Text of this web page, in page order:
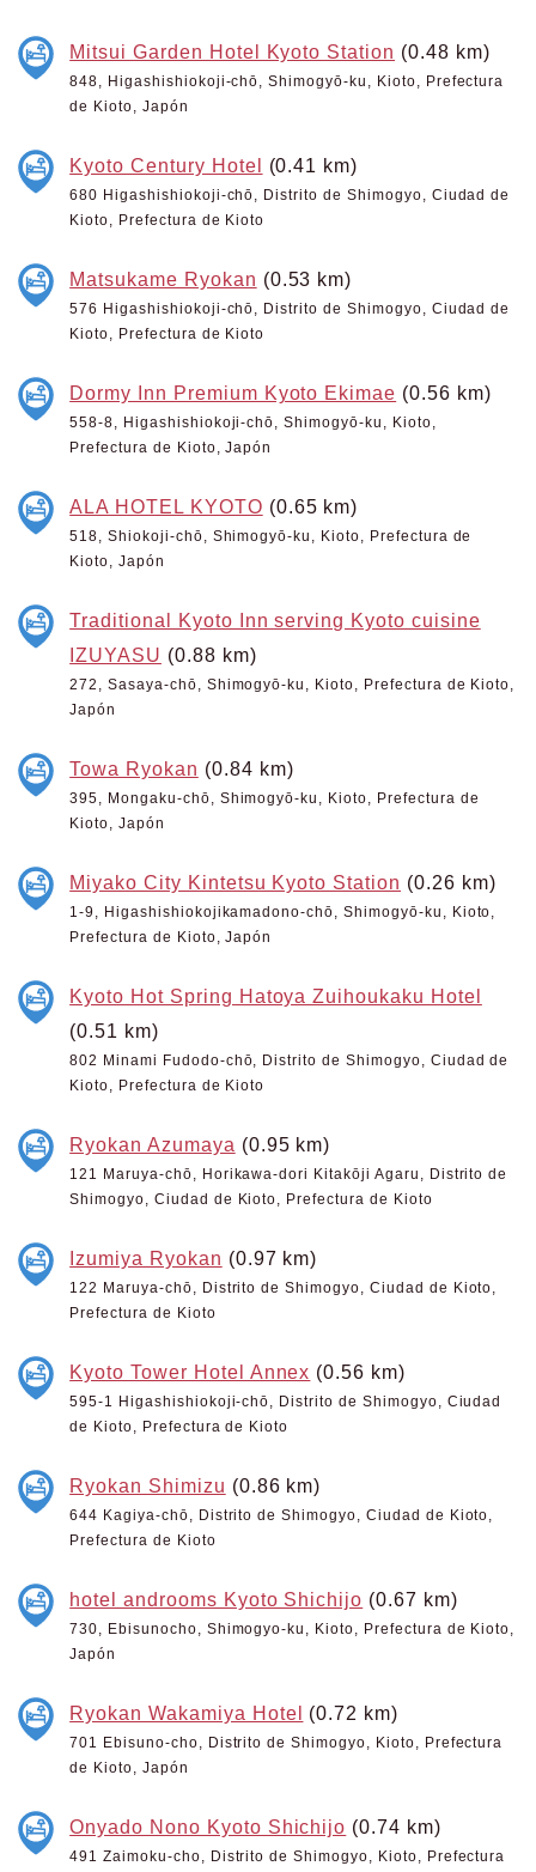
Mitsui Garden Hotel Kyoto Station (0.48 km)
848, Higashishiokoji-chō, Shimogyō-ku, Kioto, Prefectura
de Kioto, Japón
Kyoto Century Hotel (0.41 km)
680 Higashishiokoji-chō, Distrito de Shimogyo, Ciudad de
Kioto, Prefectura de Kioto
Matsukame Ryokan (0.53 km)
576 Higashishiokoji-chō, Distrito de Shimogyo, Ciudad de
Kioto, Prefectura de Kioto
Dormy Inn Premium Kyoto Ekimae (0.56 km)
558-8, Higashishiokoji-chō, Shimogyō-ku, Kioto,
Prefectura de Kioto, Japón
ALA HOTEL KYOTO (0.65 km)
518, Shiokoji-chō, Shimogyō-ku, Kioto, Prefectura de
Kioto, Japón
Traditional Kyoto Inn serving Kyoto cuisine
IZUYASU (0.88 km)
272, Sasaya-chō, Shimogyō-ku, Kioto, Prefectura de Kioto,
Japón
Towa Ryokan (0.84 km)
395, Mongaku-chō, Shimogyō-ku, Kioto, Prefectura de
Kioto, Japón
Miyako City Kintetsu Kyoto Station (0.26 km)
1-9, Higashishiokojikamadono-chō, Shimogyō-ku, Kioto,
Prefectura de Kioto, Japón
Kyoto Hot Spring Hatoya Zuihoukaku Hotel
(0.51 km)
802 Minami Fudodo-chō, Distrito de Shimogyo, Ciudad de
Kioto, Prefectura de Kioto
Ryokan Azumaya (0.95 km)
121 Maruya-chō, Horikawa-dori Kitakōji Agaru, Distrito de
Shimogyo, Ciudad de Kioto, Prefectura de Kioto
Izumiya Ryokan (0.97 km)
122 Maruya-chō, Distrito de Shimogyo, Ciudad de Kioto,
Prefectura de Kioto
Kyoto Tower Hotel Annex (0.56 km)
595-1 Higashishiokoji-chō, Distrito de Shimogyo, Ciudad
de Kioto, Prefectura de Kioto
Ryokan Shimizu (0.86 km)
644 Kagiya-chō, Distrito de Shimogyo, Ciudad de Kioto,
Prefectura de Kioto
hotel androoms Kyoto Shichijo (0.67 km)
730, Ebisunocho, Shimogyo-ku, Kioto, Prefectura de Kioto,
Japón
Ryokan Wakamiya Hotel (0.72 km)
701 Ebisuno-cho, Distrito de Shimogyo, Kioto, Prefectura
de Kioto, Japón
Onyado Nono Kyoto Shichijo (0.74 km)
491 Zaimoku-cho, Distrito de Shimogyo, Kioto, Prefectura